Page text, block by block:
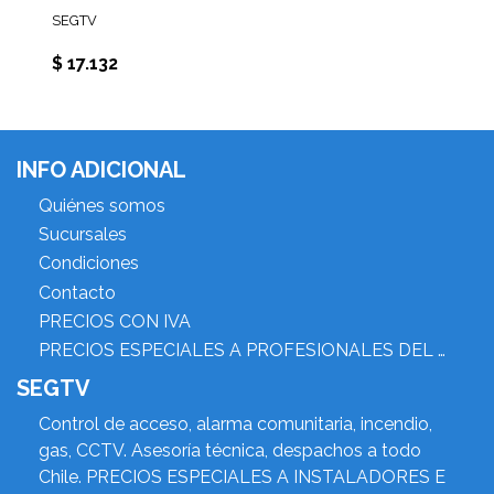
SEGTV
$ 17.132
INFO ADICIONAL
Quiénes somos
Sucursales
Condiciones
Contacto
PRECIOS CON IVA
PRECIOS ESPECIALES A PROFESIONALES DEL RUBRO
SEGTV
Control de acceso, alarma comunitaria, incendio,
gas, CCTV. Asesoría técnica, despachos a todo
Chile. PRECIOS ESPECIALES A INSTALADORES E